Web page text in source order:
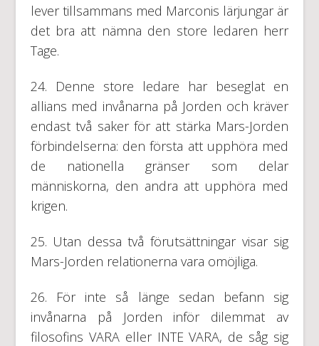
lever tillsammans med Marconis lärjungar är
det bra att nämna den store ledaren herr
Tage.
24. Denne store ledare har beseglat en
allians med invånarna på Jorden och kräver
endast två saker för att stärka Mars-Jorden
förbindelserna: den första att upphöra med
de nationella gränser som delar
människorna, den andra att upphöra med
krigen.
25. Utan dessa två förutsättningar visar sig
Mars-Jorden relationerna vara omöjliga.
26. För inte så länge sedan befann sig
invånarna på Jorden inför dilemmat av
filosofins VARA eller INTE VARA, de såg sig